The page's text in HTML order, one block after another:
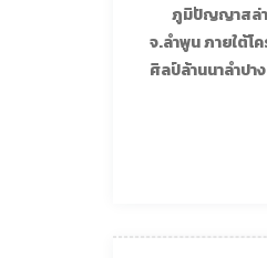
ภูมิปัญญาสล่า
จ.ลำพูน ภายใต้โ
ศิลป์ล้านนาลำปา